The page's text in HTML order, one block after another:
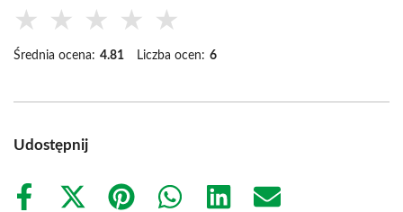
★ ★ ★ ★ ★
Średnia ocena: 4.81 Liczba ocen: 6
Udostępnij
Share
Share
Share
Share
Share
Share